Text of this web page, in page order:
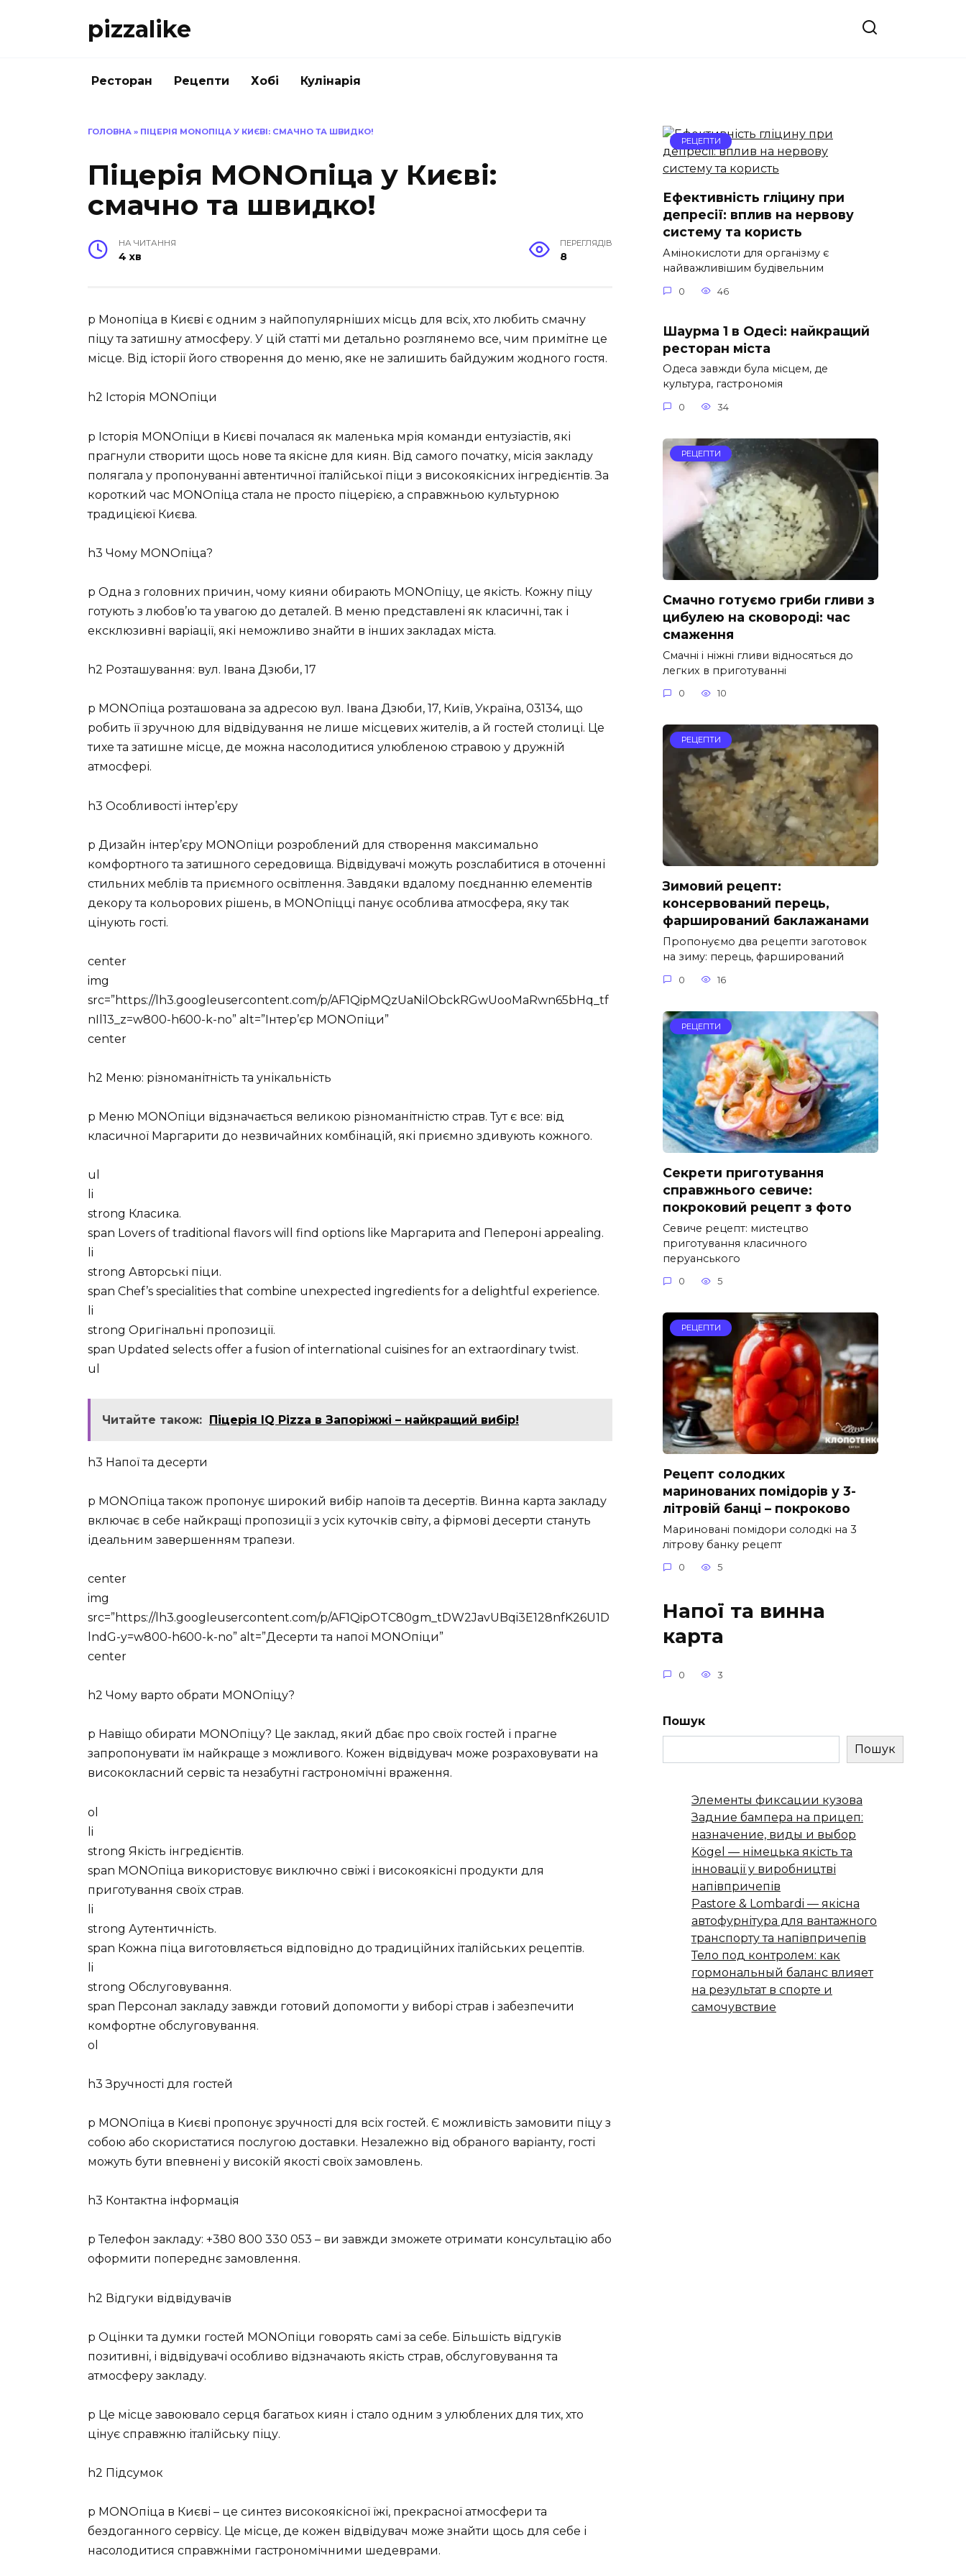
pizzalike
Ресторан Рецепти Хобі Кулінарія
ГОЛОВНА » ПІЦЕРІЯ MONOПІЦА У КИЄВІ: СМАЧНО ТА ШВИДКО!
Піцерія MONOпіца у Києві:
смачно та швидко!
НА ЧИТАННЯ
4 хв
ПЕРЕГЛЯДІВ
8
p Монопіца в Києві є одним з найпопулярніших місць для всіх, хто любить смачну
піцу та затишну атмосферу. У цій статті ми детально розглянемо все, чим примітне це
місце. Від історії його створення до меню, яке не залишить байдужим жодного гостя.
h2 Історія MONOпіци
p Історія MONOпіци в Києві почалася як маленька мрія команди ентузіастів, які
прагнули створити щось нове та якісне для киян. Від самого початку, місія закладу
полягала у пропонуванні автентичної італійської піци з високоякісних інгредієнтів. За
короткий час MONOпіца стала не просто піцерією, а справжньою культурною
традицієюї Києва.
h3 Чому MONOпіца?
p Одна з головних причин, чому кияни обирають MONOпіцу, це якість. Кожну піцу
готують з любов’ю та увагою до деталей. В меню представлені як класичні, так і
ексклюзивні варіації, які неможливо знайти в інших закладах міста.
h2 Розташування: вул. Івана Дзюби, 17
p MONOпіца розташована за адресою вул. Івана Дзюби, 17, Київ, Україна, 03134, що
робить її зручною для відвідування не лише місцевих жителів, а й гостей столиці. Це
тихе та затишне місце, де можна насолодитися улюбленою стравою у дружній
атмосфері.
h3 Особливості інтер’єру
p Дизайн інтер’єру MONOпіци розроблений для створення максимально
комфортного та затишного середовища. Відвідувачі можуть розслабитися в оточенні
стильних меблів та приємного освітлення. Завдяки вдалому поєднанню елементів
декору та кольорових рішень, в MONOпіцці панує особлива атмосфера, яку так
цінують гості.
center
img
src=”https://lh3.googleusercontent.com/p/AF1QipMQzUaNilObckRGwUooMaRwn65bHq_tf
nIl13_z=w800-h600-k-no” alt=”Інтер’єр MONOпіци”
center
h2 Меню: різноманітність та унікальність
p Меню MONOпіци відзначається великою різноманітністю страв. Тут є все: від
класичної Маргарити до незвичайних комбінацій, які приємно здивують кожного.
ul
li
strong Класика.
span Lovers of traditional flavors will find options like Маргарита and Пепероні appealing.
li
strong Авторські піци.
span Chef’s specialities that combine unexpected ingredients for a delightful experience.
li
strong Оригінальні пропозиції.
span Updated selects offer a fusion of international cuisines for an extraordinary twist.
ul
Читайте також: Піцерія IQ Pizza в Запоріжжі – найкращий вибір!
h3 Напої та десерти
p MONOпіца також пропонує широкий вибір напоїв та десертів. Винна карта закладу
включає в себе найкращі пропозиції з усіх куточків світу, а фірмові десерти стануть
ідеальним завершенням трапези.
center
img
src=”https://lh3.googleusercontent.com/p/AF1QipOTC80gm_tDW2JavUBqi3E128nfK26U1D
lndG-y=w800-h600-k-no” alt=”Десерти та напої MONOпіци”
center
h2 Чому варто обрати MONOпіцу?
p Навіщо обирати MONOпіцу? Це заклад, який дбає про своїх гостей і прагне
запропонувати їм найкраще з можливого. Кожен відвідувач може розраховувати на
висококласний сервіс та незабутні гастрономічні враження.
ol
li
strong Якість інгредієнтів.
span MONOпіца використовує виключно свіжі і високоякісні продукти для
приготування своїх страв.
li
strong Аутентичність.
span Кожна піца виготовляється відповідно до традиційних італійських рецептів.
li
strong Обслуговування.
span Персонал закладу завжди готовий допомогти у виборі страв і забезпечити
комфортне обслуговування.
ol
h3 Зручності для гостей
p MONOпіца в Києві пропонує зручності для всіх гостей. Є можливість замовити піцу з
собою або скористатися послугою доставки. Незалежно від обраного варіанту, гості
можуть бути впевнені у високій якості своїх замовлень.
h3 Контактна інформація
p Телефон закладу: +380 800 330 053 – ви завжди зможете отримати консультацію або
оформити попереднє замовлення.
h2 Відгуки відвідувачів
p Оцінки та думки гостей MONOпіци говорять самі за себе. Більшість відгуків
позитивні, і відвідувачі особливо відзначають якість страв, обслуговування та
атмосферу закладу.
p Це місце завоювало серця багатьох киян і стало одним з улюблених для тих, хто
цінує справжню італійську піцу.
h2 Підсумок
p MONOпіца в Києві – це синтез високоякісної їжі, прекрасної атмосфери та
бездоганного сервісу. Це місце, де кожен відвідувач може знайти щось для себе і
насолодитися справжніми гастрономічними шедеврами.
РЕЦЕПТИ
Ефективність гліцину при
депресії: вплив на нервову
систему та користь
Амінокислоти для організму є
найважливішим будівельним
0 46
Шаурма 1 в Одесі: найкращий
ресторан міста
Одеса завжди була місцем, де
культура, гастрономія
0 34
РЕЦЕПТИ
Смачно готуємо гриби гливи з
цибулею на сковороді: час
смаження
Смачні і ніжні гливи відносяться до
легких в приготуванні
0 10
РЕЦЕПТИ
Зимовий рецепт:
консервований перець,
фарширований баклажанами
Пропонуємо два рецепти заготовок
на зиму: перець, фарширований
0 16
РЕЦЕПТИ
Секрети приготування
справжнього севиче:
покроковий рецепт з фото
Севиче рецепт: мистецтво
приготування класичного
перуанського
0 5
РЕЦЕПТИ
Рецепт солодких
маринованих помідорів у 3-
літровій банці – покроково
Мариновані помідори солодкі на 3
літрову банку рецепт
0 5
Напої та винна
карта
0 3
Пошук
Пошук
Элементы фиксации кузова
Задние бампера на прицеп:
назначение, виды и выбор
Kögel — німецька якість та
інновації у виробництві
напівпричепів
Pastore & Lombardi — якісна
автофурнітура для вантажного
транспорту та напівпричепів
Тело под контролем: как
гормональный баланс влияет
на результат в спорте и
самочувствие